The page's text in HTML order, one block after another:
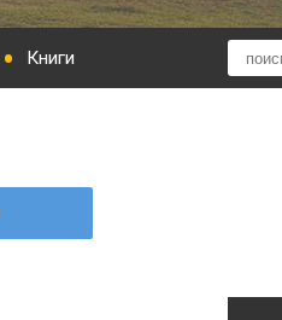
Книги